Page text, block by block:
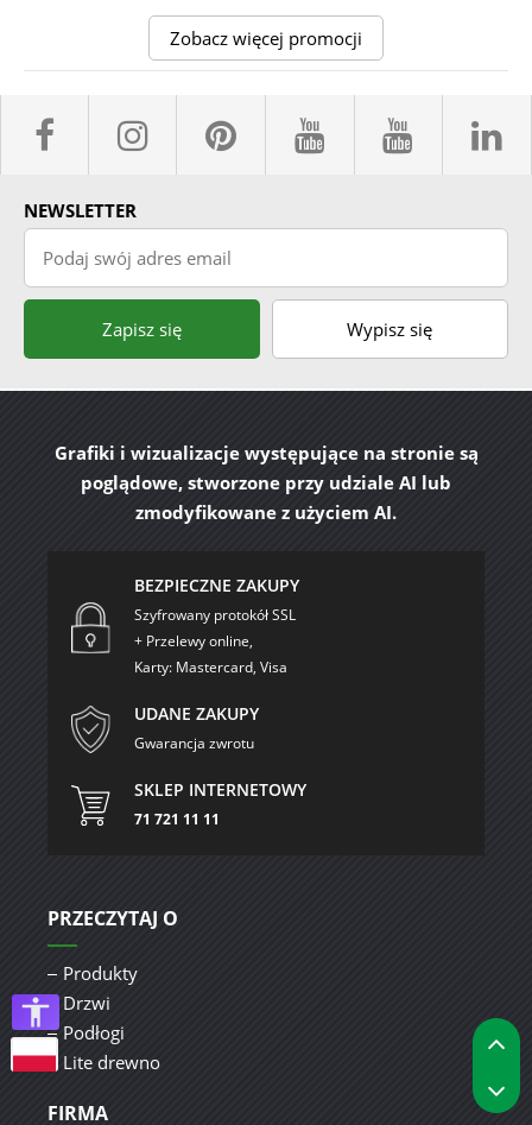
Zobacz więcej promocji
facebook sklepyBELPOL
instagram
pinterestyoutube
NEWSLETTER
Podaj swój adres email
Zapisz się Wypisz się
Grafiki i wizualizacje występujące na stronie są
poglądowe, stworzone przy udziale AI lub
zmodyfikowane z użyciem AI.
BEZPIECZNE ZAKUPY
Szyfrowany protokół SSL
+ Przelewy online,
Karty: Mastercard, Visa
UDANE ZAKUPY
Gwarancja zwrotu
SKLEP INTERNETOWY
71 721 11 11
PRZECZYTAJ O
Produkty
Drzwi
Podłogi
Lite drewno
FIRMA